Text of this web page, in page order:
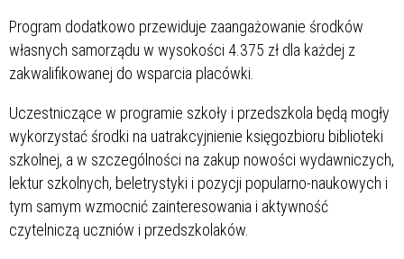
Program dodatkowo przewiduje zaangażowanie środków
własnych samorządu w wysokości 4.375 zł dla każdej z
zakwalifikowanej do wsparcia placówki.
Uczestniczące w programie szkoły i przedszkola będą mogły
wykorzystać środki na uatrakcyjnienie księgozbioru biblioteki
szkolnej, a w szczególności na zakup nowości wydawniczych,
lektur szkolnych, beletrystyki i pozycji popularno-naukowych i
tym samym wzmocnić zainteresowania i aktywność
czytelniczą uczniów i przedszkolaków.